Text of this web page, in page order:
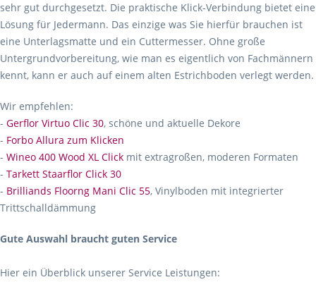
sehr gut durchgesetzt. Die praktische Klick-Verbindung bietet eine
Lösung für Jedermann. Das einzige was Sie hierfür brauchen ist
eine Unterlagsmatte und ein Cuttermesser. Ohne große
Untergrundvorbereitung, wie man es eigentlich von Fachmännern
kennt, kann er auch auf einem alten Estrichboden verlegt werden.
Wir empfehlen:
- Gerflor Virtuo Clic 30, schöne und aktuelle Dekore
- Forbo Allura zum Klicken
- Wineo 400 Wood XL Click mit extragroßen, moderen Formaten
- Tarkett Staarflor Click 30
- Brilliands Floorng Mani Clic 55, Vinylboden mit integrierter
Trittschalldämmung
Gute Auswahl braucht guten Service
Hier ein Überblick unserer Service Leistungen: